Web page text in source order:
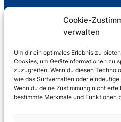
Cookie-
verwalten
Um dir ein optimales Erlebnis zu
Cookies, um Geräteinformationen zu
zuzugreifen. Wenn du diesen
wie das Surfverhalten oder
Wenn du deine Zustimmung nicht
bestimmte Merkmale und Funktionen
Rumelner Turnverein „Gut
Abteilung Volleyball
Anschrift
Rumelner TV